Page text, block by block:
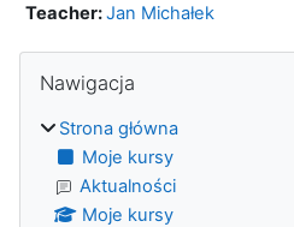
Teacher:Jan Michałek
Bloki
Nawigacja
Strona główna
Moje kursy
Aktualności
Moje kursy